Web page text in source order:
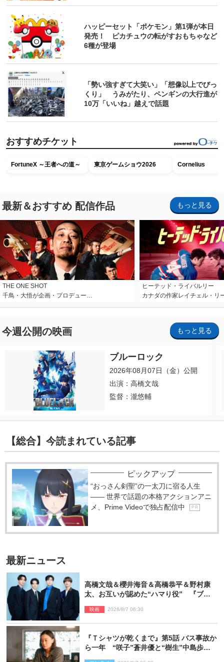
ハッピーセット「ポケモン」第1弾が本日
発売！ ピカチュウの転がすおもちゃなど
6種が登場
「勢い強すぎて大笑い」「想像以上でびっ
くり」 うみがたり、ペンギンの大行進が
10万「いいね」越えで話題
おすすめチケット
FortuneX ～王者への道～ 東京ゲームショウ2026 Cornelius
最新＆おすすめ 配信作品 もっと見る
THE ONE SHOT
千鳥・大悟が企画・プロデュー…
ヒーテッド・ライバルリー
カナダの作家レイチェル・リ
今週公開の映画 もっと見る
ブルーロック
2026年08月07日（金）公開
出演：高橋文哉
監督：瀧悠輔
【総合】今読まれている記事
ピックアップ
“おっさん剣聖”の一太刀に宿る人生
―― 世界で話題の本格アクションアニ
メ、Prime Videoで独占配信中
P R
最新ニュース
高橋文哉＆櫻井海音＆高橋恭平＆野村康
太、お互いが認めた“ハマり役” 『ブル
映画 2026/8/7 06:30
『Ｔシャツが乾くまで』第5話 バス事故か
ら一年 “咲子”蒼井優と“樹生”中島歩は